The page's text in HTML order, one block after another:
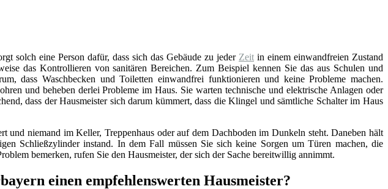
solch eine Person dafür, dass sich das Gebäude zu jeder Zeit in einem einwandfreien Zustand
das Kontrollieren von sanitären Bereichen. Zum Beispiel kennen Sie das aus Schulen und
dass Waschbecken und Toiletten einwandfrei funktionieren und keine Probleme machen.
und beheben derlei Probleme im Haus. Sie warten technische und elektrische Anlagen oder
dass der Hausmeister sich darum kümmert, dass die Klingel und sämtliche Schalter im Haus
und niemand im Keller, Treppenhaus oder auf dem Dachboden im Dunkeln steht. Daneben hält
Schließzylinder instand. In dem Fall müssen Sie sich keine Sorgen um Türen machen, die
bemerken, rufen Sie den Hausmeister, der sich der Sache bereitwillig annimmt.
einen empfehlenswerten Hausmeister?